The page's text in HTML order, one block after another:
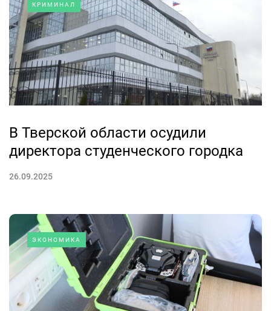
КРИМИНАЛ
В Тверской области осудили
директора студенческого городка
26.09.2025
ЭКОНОМИКА